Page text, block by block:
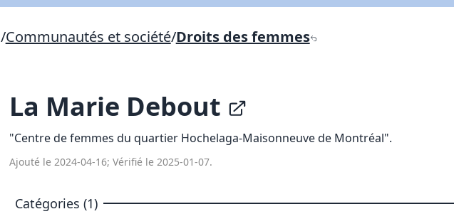
/Communautés et société/Droits des femmes
La Marie Debout
"Centre de femmes du quartier Hochelaga-Maisonneuve de Montréal".
Ajouté le 2024-04-16; Vérifié le 2025-01-07.
Catégories (1)
Lien vers inscription (sera inclus dans courriel)